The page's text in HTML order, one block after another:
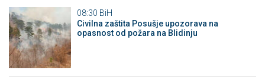
08:30 BiH
Civilna zaštita Posušje upozorava na
opasnost od požara na Blidinju